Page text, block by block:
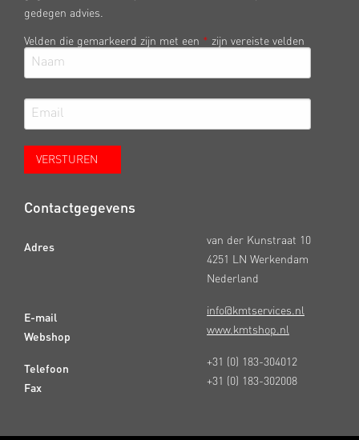
gedegen advies.
Velden die gemarkeerd zijn met een * zijn vereiste velden
Contactgegevens
Adres
E-mail
Webshop
Telefoon
Fax
van der Kunstraat 10
4251 LN Werkendam
Nederland
info@kmtservices.nl
www.kmtshop.nl
+31 (0) 183-304012
+31 (0) 183-302008